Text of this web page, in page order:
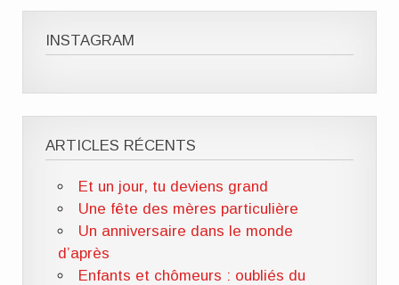
de
Maman
TwitterInstagram
INSTAGRAM
ARTICLES RÉCENTS
Et un jour, tu deviens grand
Une fête des mères particulière
Un anniversaire dans le monde
d’après
Enfants et chômeurs : oubliés du